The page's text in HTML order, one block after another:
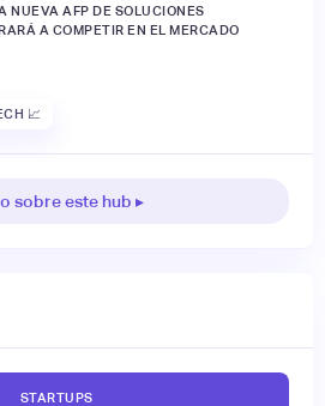
NUEVA AFP DE SOLUCIONES
A COMPETIR EN EL MERCADO
📈
sobre este hub ▸
STARTUPS